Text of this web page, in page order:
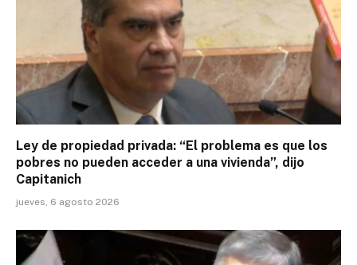
Ley de propiedad privada: “El problema es que los
pobres no pueden acceder a una vivienda”, dijo
Capitanich
jueves, 6 agosto 2026